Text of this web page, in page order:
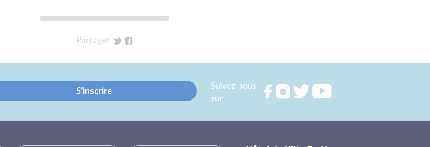
Partager
Twitter
Facebook
S'inscrire
Suivez-nous
sur
RejoignezRejoignezRejoignez